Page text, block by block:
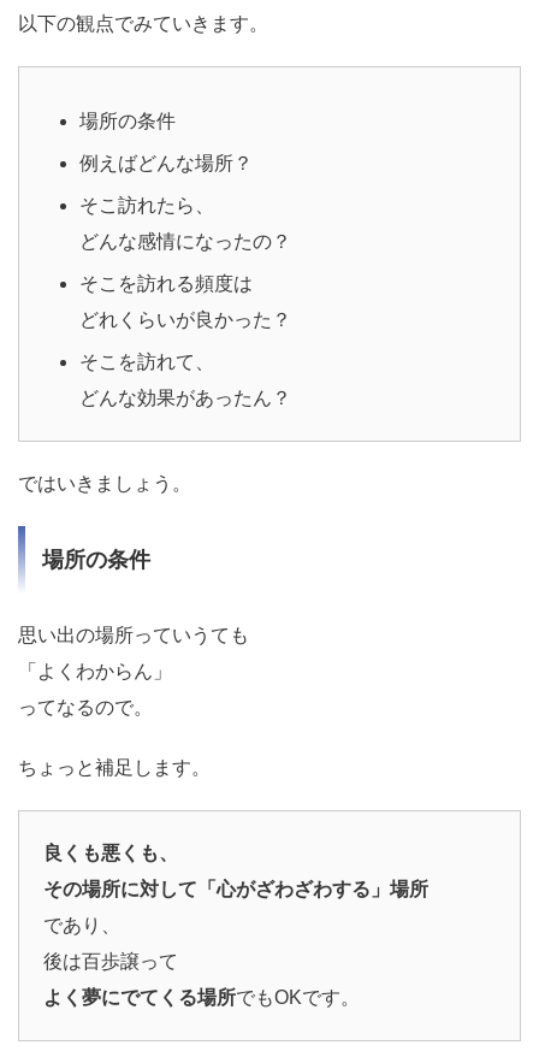
以下の観点でみていきます。
場所の条件
例えばどんな場所？
そこ訪れたら、
どんな感情になったの？
そこを訪れる頻度は
どれくらいが良かった？
そこを訪れて、
どんな効果があったん？
ではいきましょう。
場所の条件
思い出の場所っていうても
「よくわからん」
ってなるので。
ちょっと補足します。
良くも悪くも、
その場所に対して「心がざわざわする」場所
であり、
後は百歩譲って
よく夢にでてくる場所でもOKです。